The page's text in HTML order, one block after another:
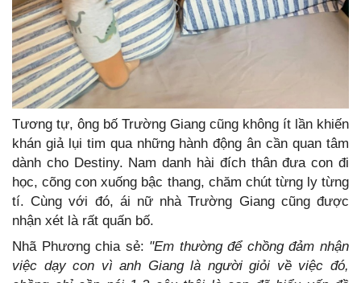
Tương tự, ông bố Trường Giang cũng không ít lần khiến
khán giả lụi tim qua những hành động ân cần quan tâm
dành cho Destiny. Nam danh hài đích thân đưa con đi
học, cõng con xuống bậc thang, chăm chút từng ly từng
tí. Cùng với đó, ái nữ nhà Trường Giang cũng được
nhận xét là rất quấn bố.
Nhã Phương chia sẻ: "Em thường để chồng đảm nhận
việc dạy con vì anh Giang là người giỏi về việc đó,